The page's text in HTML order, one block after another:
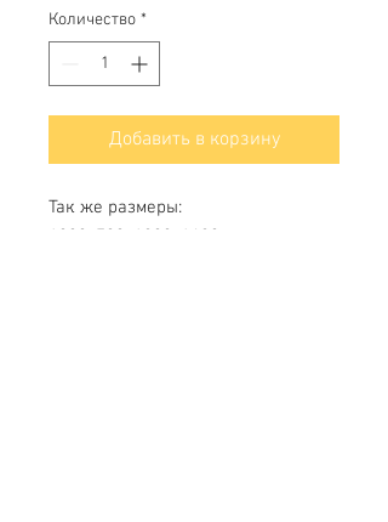
Количество *
Добавить в корзину
Так же размеры:
1000х700; 1200х1680